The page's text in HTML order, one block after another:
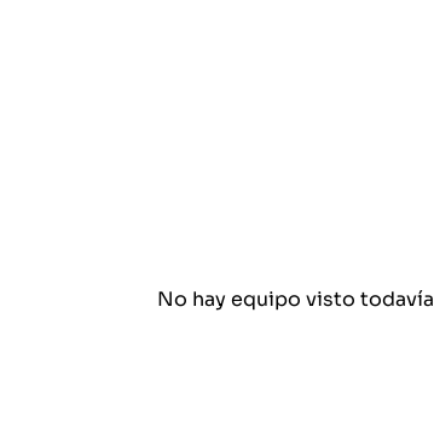
No hay equipo visto todavía